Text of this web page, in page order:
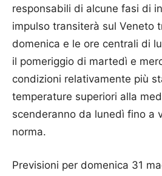
responsabili di alcune fasi di
impulso transiterà sul Veneto
domenica e le ore centrali di
il pomeriggio di martedì e
condizioni relativamente più
temperature superiori alla
scenderanno da lunedì fino a
norma.
Previsioni per domenica 31